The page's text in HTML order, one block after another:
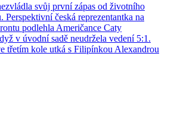
svůj první zápas od životního
česká reprezentantka na
podlehla Američance Caty
v úvodní sadě neudržela vedení 5:1.
třetím kole utká s Filipínkou Alexandrou